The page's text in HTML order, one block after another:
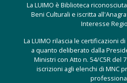
La LUIMO è Biblioteca
Beni Culturali e iscritta
Interesse
La LUIMO rilascia le certificazioni
a quanto deliberato dalla
Ministri con Atto n. 54/C5R del
iscrizioni agli elenchi di MNC